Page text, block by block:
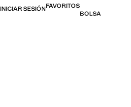
INICIAR SESIÓNFAVORITOS
BOLSA